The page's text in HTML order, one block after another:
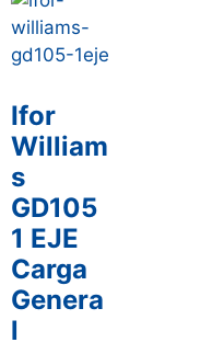
Ifor
William
s
GD105
1 EJE
Carga
Genera
l